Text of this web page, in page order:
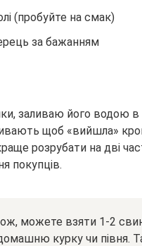
(пробуйте на смак)
за бажанням
заливаю його водою в
щоб «вийшла»
розрубати на дві
покупців.
можете взяти 1-2
курку чи півня.